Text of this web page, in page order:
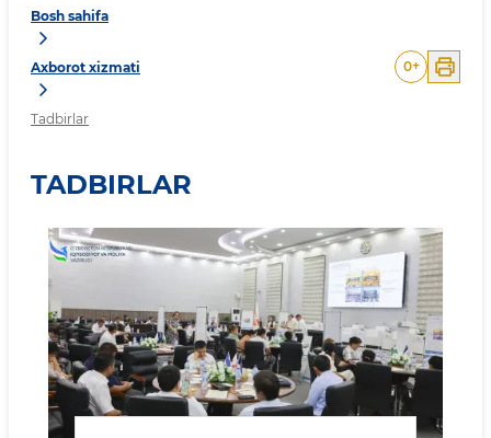
Bosh sahifa
Axborot xizmati
Tadbirlar
0+
TADBIRLAR